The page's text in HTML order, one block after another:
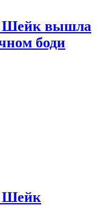
Шейк вышла
боди
Шейк